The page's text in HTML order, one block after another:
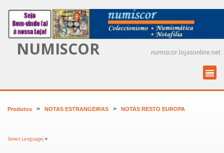
NUMISCOR numiscor.lojasonline.net
Produtos > NOTAS ESTRANGEIRAS > NOTAS RESTO EUROPA
Select Language ▼